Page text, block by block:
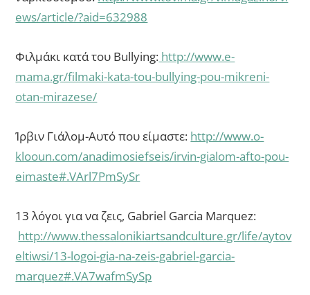
ews/article/?aid=632988
Φιλμάκι κατά του Bullying: http://www.e-
mama.gr/filmaki-kata-tou-bullying-pou-mikreni-
otan-mirazese/
Ίρβιν Γιάλομ-Αυτό που είμαστε: http://www.o-
klooun.com/anadimosiefseis/irvin-gialom-afto-pou-
eimaste#.VArl7PmSySr
13 λόγοι για να ζεις, Gabriel Garcia Marquez:
http://www.thessalonikiartsandculture.gr/life/aytov
eltiwsi/13-logoi-gia-na-zeis-gabriel-garcia-
marquez#.VA7wafmSySp